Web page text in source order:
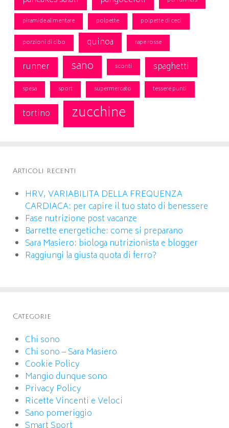
piramide alimentare polpette polpette di ceci
porzioni di cibo quinoa rape rosse
runner sano sconti spaghetti
spesa sport supermercato tessere punti
tortino zucchine
Articoli recenti
HRV, VARIABILITA DELLA FREQUENZA
CARDIACA: per capire il tuo stato di benessere
Fase nutrizione post vacanze
Barrette energetiche: come si preparano
Sara Masiero: biologa nutrizionista e blogger
Raggiungi la giusta quota di ferro?
Categorie
Chi sono
Chi sono – Sara Masiero
Cookie Policy
Mangio dunque sono
Privacy Policy
Ricette Vincenti e Veloci
Sano pomeriggio